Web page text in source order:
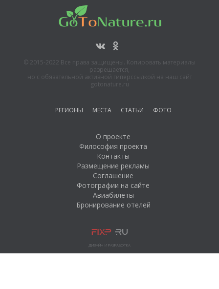
Турбаза «Байкал-Дар»
База отдыха
«Алдартай»
Остров Ольхон на
Имение «Заречное»
Иркутская область.
Рыбалка на озере
Загородный отель
Гостинный двор
Турбаза «Алтан»
© 2015-2022 Все права защищены. Копировать материалы
разрешается,
но с обязательной активной гиперссылкой на наш сайт
gotonature.ru
РЕГИОНЫ МЕСТА СТАТЬИ ФОТО
О проекте
Философия проекта
Контакты
Размещение рекламы
Соглашение
Фотографии на сайте
Авиабилеты
Бронирование отелей
ДИЗАЙН И РАЗРАБОТКА